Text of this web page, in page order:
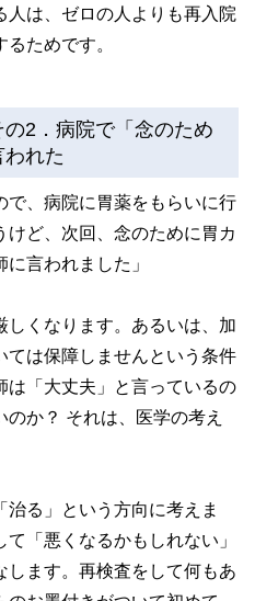
人は、ゼロの人よりも再入院
ためです。
2．病院で「念のため
れた
で、病院に胃薬をもらいに行
けど、次回、念のために胃カ
言われました」
しくなります。あるいは、加
ては保障しませんという条件
は「大丈夫」と言っているの
か？ それは、医学の考え
る」という方向に考えま
「悪くなるかもしれない」
します。再検査をして何もあ